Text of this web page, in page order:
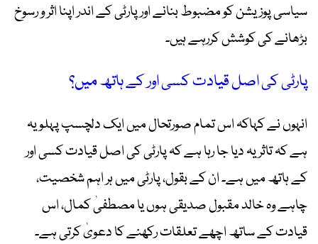
سیاسی پوزیشن کو مضبوط بنانے اور پارٹی کے اندر اپنا اثر و رسوخ
بڑھانے کی کوشش کررہے ہیں۔
پارٹی کی اصل قیادت کسی اور کے ہاتھ میں؟
انہوں نے کہاکہ اس تمام صورتحال میں ایک دلچسپ پہلو یہ
ہے کہ تاثر یہ دیا جا رہا ہے کہ پارٹی کی اصل قیادت کسی اور
کے ہاتھ میں ہے۔ ان کے بقول، پارٹی میں ہر اہم شخصیت،
چاہے وہ خالد مقبول صدیقی ہوں یا مصطفیٰ کمال، اس
قیادت کے ساتھ اچھے تعلقات رکھنے کا دعویٰ کرتی ہے۔